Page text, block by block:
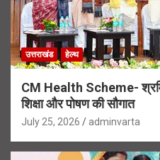
उत्तराखंड हेल्थ
CM Health Scheme-
शिक्षा और पोषण की सौगात
July 25, 2026 adminvarta